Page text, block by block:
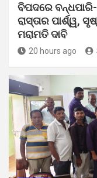
ବିପଦରେ ବନ୍ଧପାରି-
ରାସ୍ତାର ପାର୍ଶ୍ୱ,
ମରାମତି ଦାବି
20 hours ago